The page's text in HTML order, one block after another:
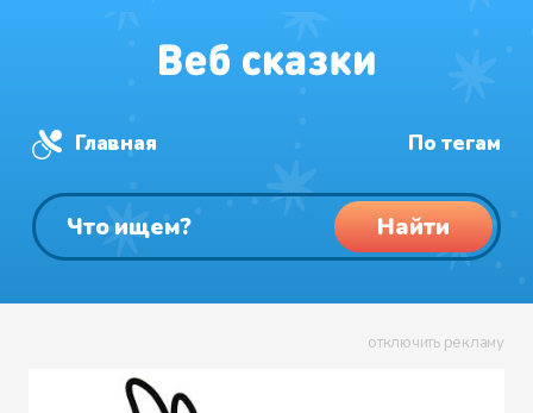
Главная По тегам
Найти
отключить рекламу